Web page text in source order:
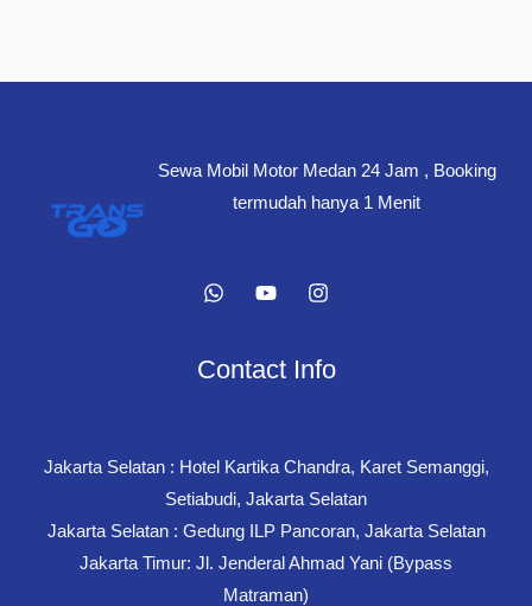
Sewa Mobil Motor Medan 24 Jam , Booking
termudah hanya 1 Menit
Contact Info
Jakarta Selatan : Hotel Kartika Chandra, Karet Semanggi,
Setiabudi, Jakarta Selatan
Jakarta Selatan : Gedung ILP Pancoran, Jakarta Selatan
Jakarta Timur: Jl. Jenderal Ahmad Yani (Bypass
Matraman)